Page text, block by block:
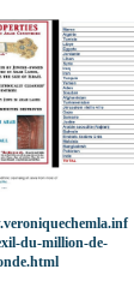
du-million-de-